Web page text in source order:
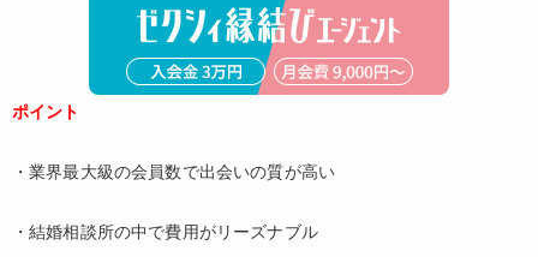
ポイント
・業界最大級の会員数で出会いの質が高い
・結婚相談所の中で費用がリーズナブル